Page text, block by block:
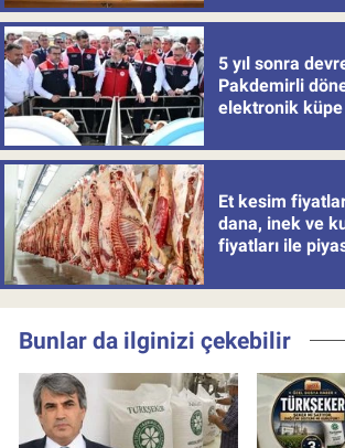
5 yıl sonra
Pakdemirli
elektronik
Et kesim
dana, inek ve
fiyatları ile
Bunlar da ilginizi çekebilir